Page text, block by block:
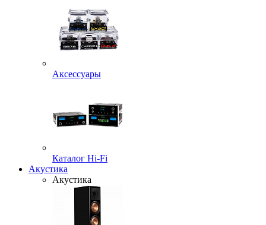
Аксессуары
Каталог Hi-Fi
Акустика
Акустика